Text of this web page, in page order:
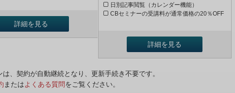
詳細を見る
日別記事閲覧（カレンダー機能）
CBセミナーの受講料が通常価格の20％OFF
詳細を見る
、契約が自動継続となり、更新手続き不要です。
またはよくある質問をご覧ください。